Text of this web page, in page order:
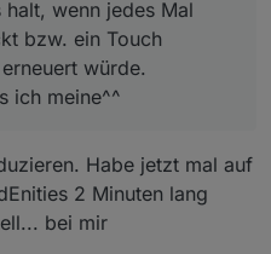
wenn jedes Mal
bzw. ein Touch
würde.
ich meine^^
Habe jetzt mal auf
2 Minuten lang
bei mir